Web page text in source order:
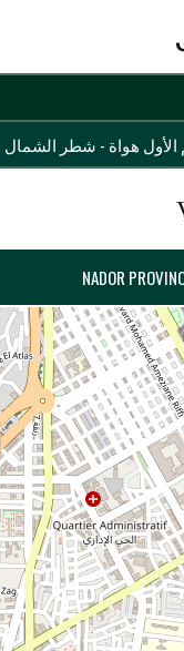
الأول هواة - شطر الشمال
NADOR